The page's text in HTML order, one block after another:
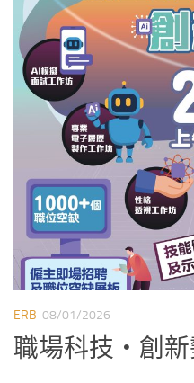
ERB 08/01/2026
職場科技‧創新